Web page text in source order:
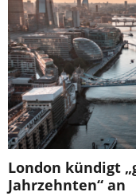
London kündigt
Jahrzehnten“ an